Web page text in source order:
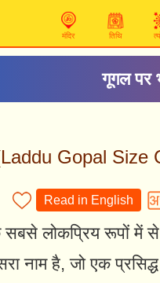
मंदिर तिथि
गूगल पर
Gopal Size
Read in English
लोकप्रिय रूपों में से
नाम है, जो एक